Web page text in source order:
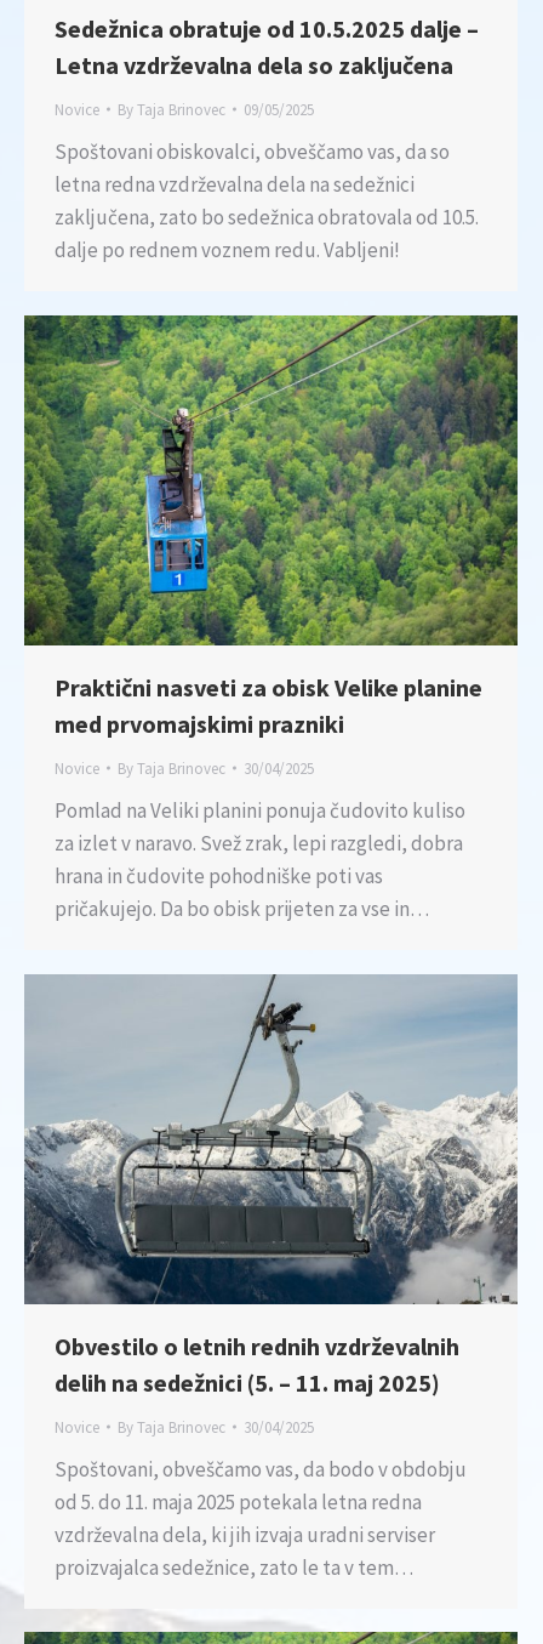
Sedežnica obratuje od 10.5.2025 dalje –
Letna vzdrževalna dela so zaključena
Novice ByTaja Brinovec 09/05/2025
Spoštovani obiskovalci, obveščamo vas, da so
letna redna vzdrževalna dela na sedežnici
zaključena, zato bo sedežnica obratovala od 10.5.
dalje po rednem voznem redu. Vabljeni!
Praktični nasveti za obisk Velike planine
med prvomajskimi prazniki
Novice ByTaja Brinovec 30/04/2025
Pomlad na Veliki planini ponuja čudovito kuliso
za izlet v naravo. Svež zrak, lepi razgledi, dobra
hrana in čudovite pohodniške poti vas
pričakujejo. Da bo obisk prijeten za vse in…
Obvestilo o letnih rednih vzdrževalnih
delih na sedežnici (5. – 11. maj 2025)
Novice ByTaja Brinovec 30/04/2025
Spoštovani, obveščamo vas, da bodo v obdobju
od 5. do 11. maja 2025 potekala letna redna
vzdrževalna dela, ki jih izvaja uradni serviser
proizvajalca sedežnice, zato le ta v tem…